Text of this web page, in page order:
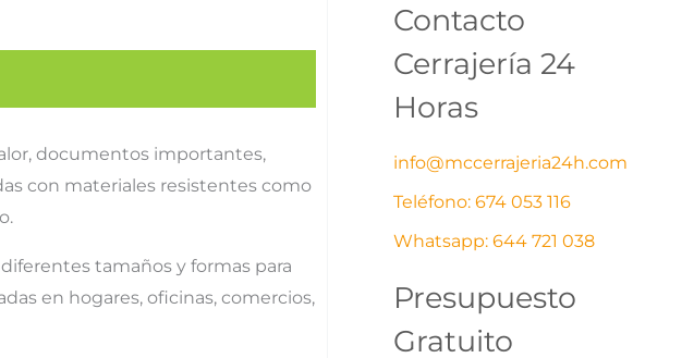
documentos importantes,
con materiales resistentes como
tamaños y formas para
en hogares, oficinas, comercios,
Contacto
Cerrajería 24
Horas
info@mccerrajeria24h.com
Teléfono: 674 053 116
Whatsapp: 644 721 038
Presupuesto
Gratuito
e
g
o
í
a
s
h
i
v
s